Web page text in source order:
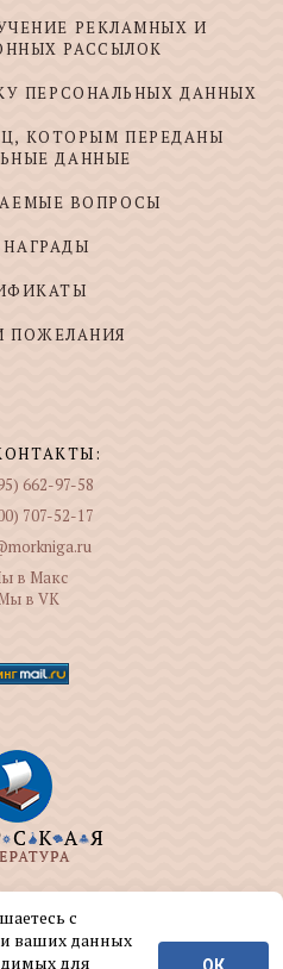
РЕКЛАМНЫХ И
РАССЫЛОК
ПЕРСОНАЛЬНЫХ ДАННЫХ
КОТОРЫМ ПЕРЕДАНЫ
ДАННЫЕ
ВОПРОСЫ
ПОЖЕЛАНИЯ
662-97-58
707-52-17
в Макс
в VK
изданием и
морскую тематику.
с
ваших данных
для
ОК